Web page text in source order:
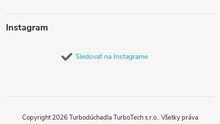
Instagram
Sledovať na Instagrame
Copyright 2026 Turbodúchadla TurboTech s.r.o.. Všetky práva